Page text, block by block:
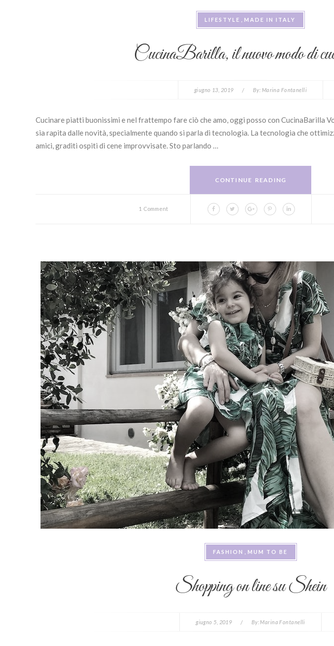
LIFESTYLE MADE IN ITALY
CucinaBarilla, il nuovo modo di
giugno 13, 2019 / By: Marina Fontanelli
Cucinare piatti buonissimi e nel frattempo fare ciò che amo, oggi posso con CucinaBarilla
sia rapita dalle novità, specialmente quando si parla di tecnologia. La tecnologia che
amici, graditi ospiti di cene improvvisate. Sto parlando …
CONTINUE READING
1 Comment
FASHION MUM TO BE
Shopping on line su Shein
giugno 5, 2019 / By:Marina Fontanelli